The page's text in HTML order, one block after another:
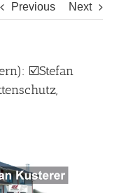
Previous Next
☑️Stefan